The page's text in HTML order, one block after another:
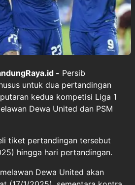
- Persib
untuk dua pertandingan
kedua kompetisi Liga 1
Dewa United dan PSM
tiket pertandingan tersebut
hingga hari pertandingan.
Dewa United akan